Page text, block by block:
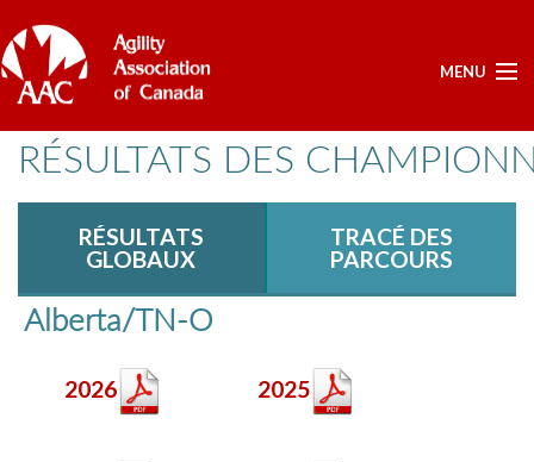
MENU
ÉLECTION - ANNUELLE
POSTES OUVERTS SCRUTIN
ACCUEIL
NOUVELLES
RÉSULTATS DES
RÉSULTATS
GLOBAUX
TRACÉ DES
PARCOURS
Alberta/TN-O
2026 2025